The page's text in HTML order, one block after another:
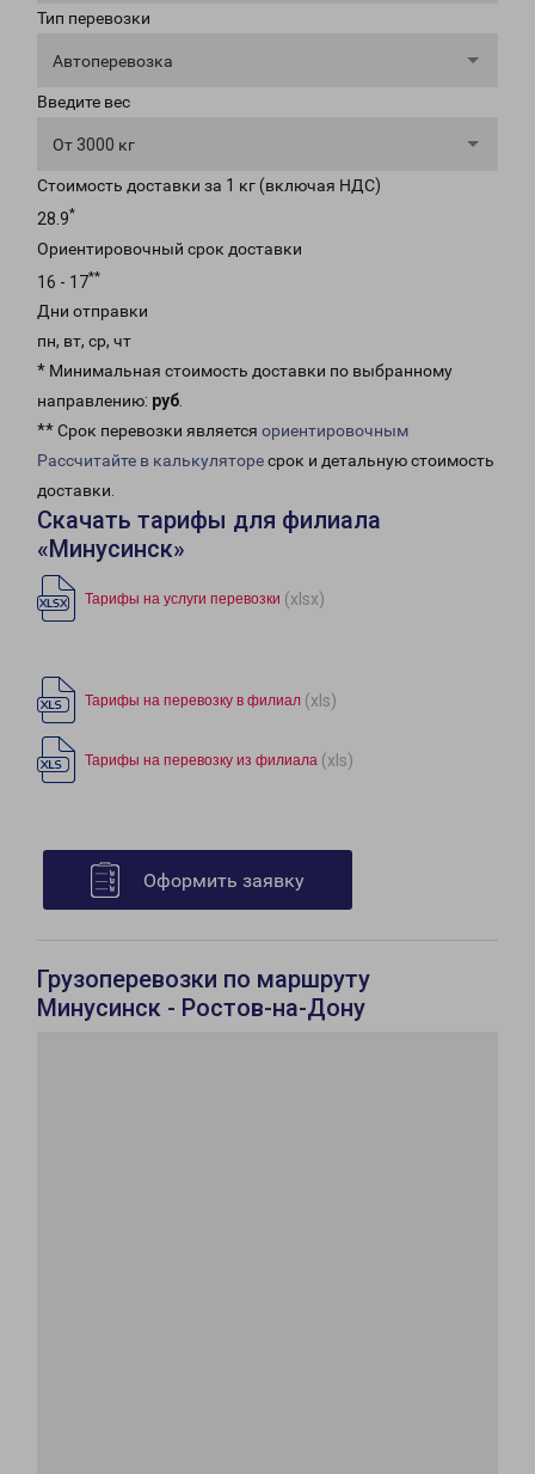
Тип перевозки
Автоперевозка
Введите вес
От 3000 кг
Стоимость доставки за 1 кг (включая НДС)
28.9*
Ориентировочный срок доставки
16 - 17**
Дни отправки
пн, вт, ср, чт
* Минимальная стоимость доставки по выбранному
направлению: руб.
** Срок перевозки является ориентировочным
Рассчитайте в калькуляторесрок и детальную стоимость
доставки.
Скачать тарифы для филиала
«Минусинск»
Тарифы на услуги перевозки (xlsx)
Тарифы на перевозку в филиал (xls)
Тарифы на перевозку из филиала (xls)
Оформить заявку
Грузоперевозки по маршруту
Минусинск - Ростов-на-Дону